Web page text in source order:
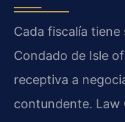
Cada fiscalía tiene
Condado de Isle
receptiva a
contundente. Law